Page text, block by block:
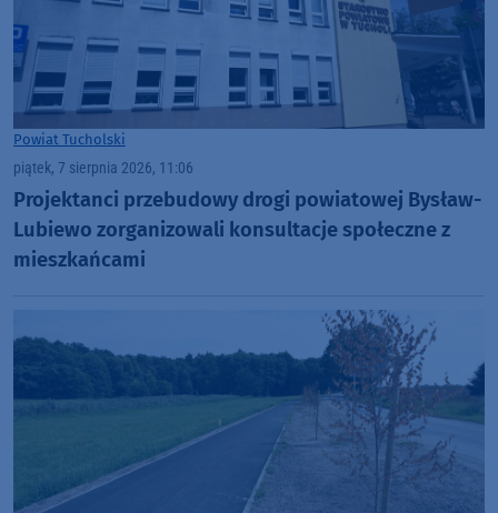
Powiat Tucholski
piątek, 7 sierpnia 2026, 11:06
Projektanci przebudowy drogi powiatowej Bysław-
Lubiewo zorganizowali konsultacje społeczne z
mieszkańcami